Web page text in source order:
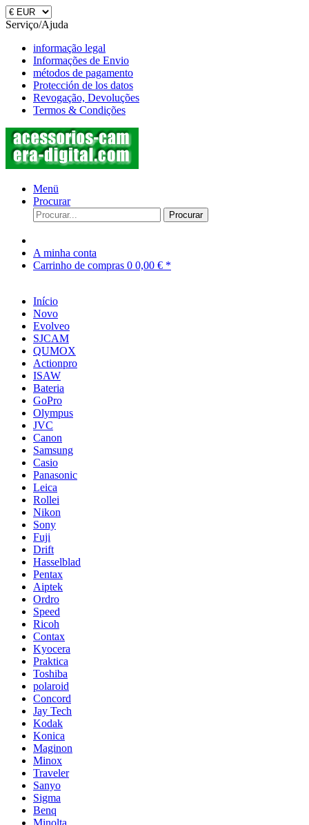
Serviço/Ajuda
informação legal
Informações de Envio
métodos de pagamento
Protección de los datos
Revogação, Devoluções
Termos & Condições
Menü
Procurar
Procurar
A minha conta
Carrinho de compras 0 0,00 € *
Início
Novo
Evolveo
SJCAM
QUMOX
Actionpro
ISAW
Bateria
GoPro
Olympus
JVC
Canon
Samsung
Casio
Panasonic
Leica
Rollei
Nikon
Sony
Fuji
Drift
Hasselblad
Pentax
Aiptek
Ordro
Speed
Ricoh
Contax
Kyocera
Praktica
Toshiba
polaroid
Concord
Jay Tech
Kodak
Konica
Maginon
Minox
Traveler
Sanyo
Sigma
Benq
Minolta